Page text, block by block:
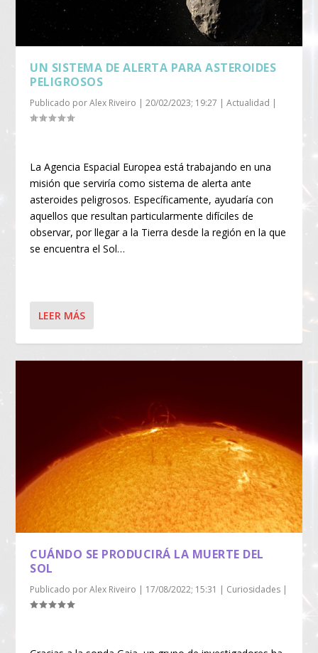
UN SISTEMA DE ALERTA PARA ASTEROIDES
PELIGROSOS
Publicado porAlex Riveiro |20/02/2023; 19:27 |Actualidad |
La Agencia Espacial Europea está trabajando en una
misión que serviría como sistema de alerta ante
asteroides peligrosos. Específicamente, ayudaría con
aquellos que resultan particularmente difíciles de
observar, por llegar a la Tierra desde la región en la que
se encuentra el Sol…
LEER MÁS
CUÁNDO SE PRODUCIRÁ LA MUERTE DEL
SOL
Publicado porAlex Riveiro | 17/08/2022; 15:31 | Curiosidades |